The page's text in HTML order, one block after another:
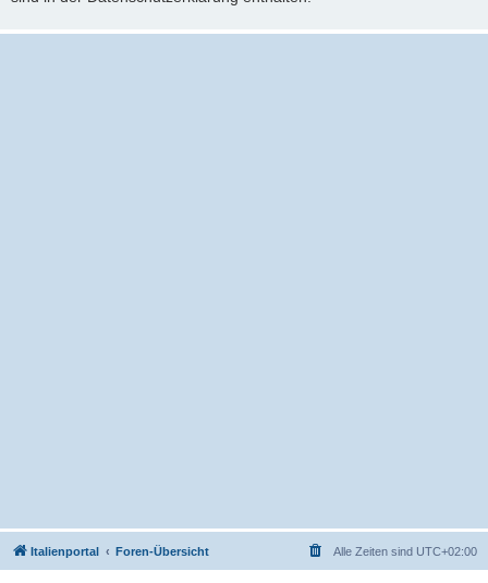
Italienportal Foren-Übersicht Alle Zeiten sind UTC+02:00